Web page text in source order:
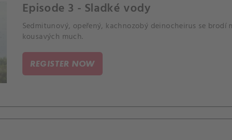
Episode 3 - Sladké vody
Sedmitunový, opeřený, kachnozobý deinocheirus se
kousavých much.
REGISTER NOW